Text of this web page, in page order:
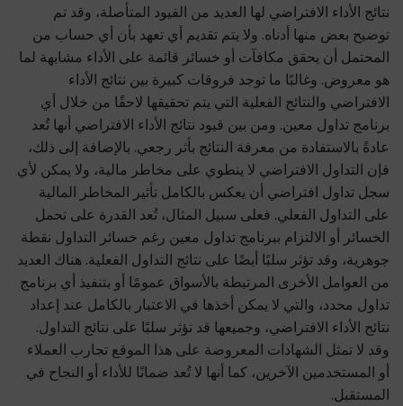
نتائج الأداء الافتراضي لها العديد من القيود المتأصلة، وقد تم
توضيح بعض منها أدناه. ولا يتم تقديم أي تعهد بأن أي حساب من
المحتمل أن يحقق مكافآت أو خسائر قائمة على الأداء مشابهة لما
هو معروض. وغالبًا ما توجد فروقات كبيرة بين نتائج الأداء
الافتراضي والنتائج الفعلية التي يتم تحقيقها لاحقًا من خلال أي
برنامج تداول معين. ومن بين قيود نتائج الأداء الافتراضي أنها تُعد
عادةً بالاستفادة من معرفة النتائج بأثر رجعي. بالإضافة إلى ذلك،
فإن التداول الافتراضي لا ينطوي على مخاطر مالية، ولا يمكن لأي
سجل تداول افتراضي أن يعكس بالكامل تأثير المخاطر المالية
على التداول الفعلي. فعلى سبيل المثال، تُعد القدرة على تحمل
الخسائر أو الالتزام ببرنامج تداول معين رغم خسائر التداول نقطة
جوهرية، وقد تؤثر سلبًا أيضًا على نتائج التداول الفعلية. هناك العديد
من العوامل الأخرى المرتبطة بالأسواق عمومًا أو بتنفيذ أي برنامج
تداول محدد، والتي لا يمكن أخذها في الاعتبار بالكامل عند إعداد
نتائج الأداء الافتراضي، وجميعها قد تؤثر سلبًا على نتائج التداول.
وقد لا تمثل الشهادات المعروضة على هذا الموقع تجارب العملاء
أو المستخدمين الآخرين، كما أنها لا تُعد ضمانًا للأداء أو النجاح في
المستقبل.